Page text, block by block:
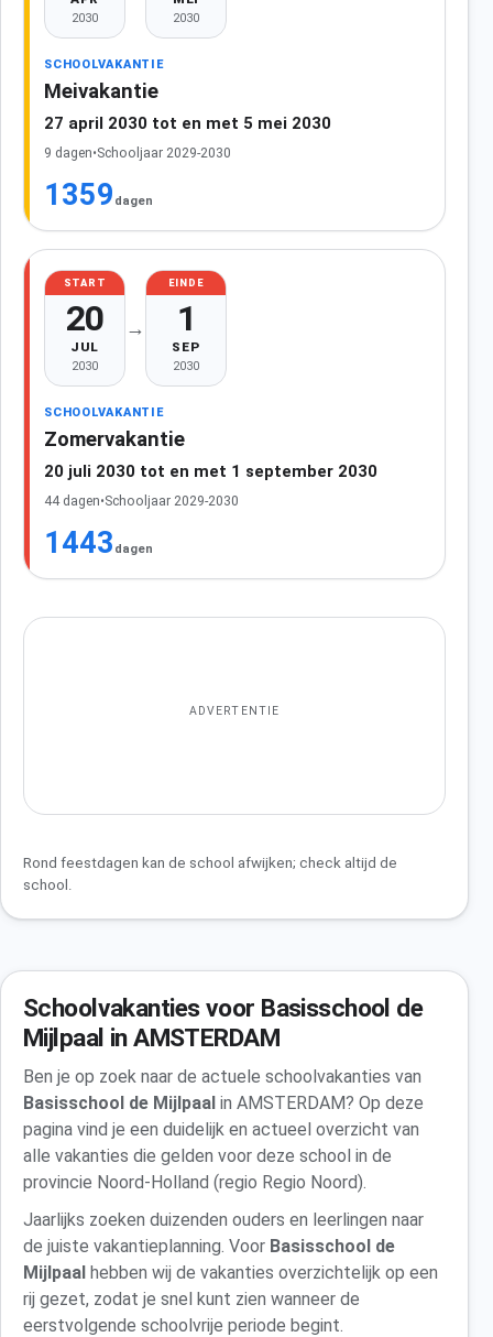
2030 2030
SCHOOLVAKANTIE
Meivakantie
27 april 2030 tot en met 5 mei 2030
9 dagen•Schooljaar 2029-2030
1359 dagen
START
20
JUL
2030
→
EINDE
1
SEP
2030
SCHOOLVAKANTIE
Zomervakantie
20 juli 2030 tot en met 1 september 2030
44 dagen•Schooljaar 2029-2030
1443 dagen
ADVERTENTIE
Rond feestdagen kan de school afwijken; check altijd de
school.
Schoolvakanties voor Basisschool de
Mijlpaal in AMSTERDAM
Ben je op zoek naar de actuele schoolvakanties van
Basisschool de Mijlpaal in AMSTERDAM? Op deze
pagina vind je een duidelijk en actueel overzicht van
alle vakanties die gelden voor deze school in de
provincie Noord-Holland (regio Regio Noord).
Jaarlijks zoeken duizenden ouders en leerlingen naar
de juiste vakantieplanning. Voor Basisschool de
Mijlpaal hebben wij de vakanties overzichtelijk op een
rij gezet, zodat je snel kunt zien wanneer de
eerstvolgende schoolvrije periode begint.